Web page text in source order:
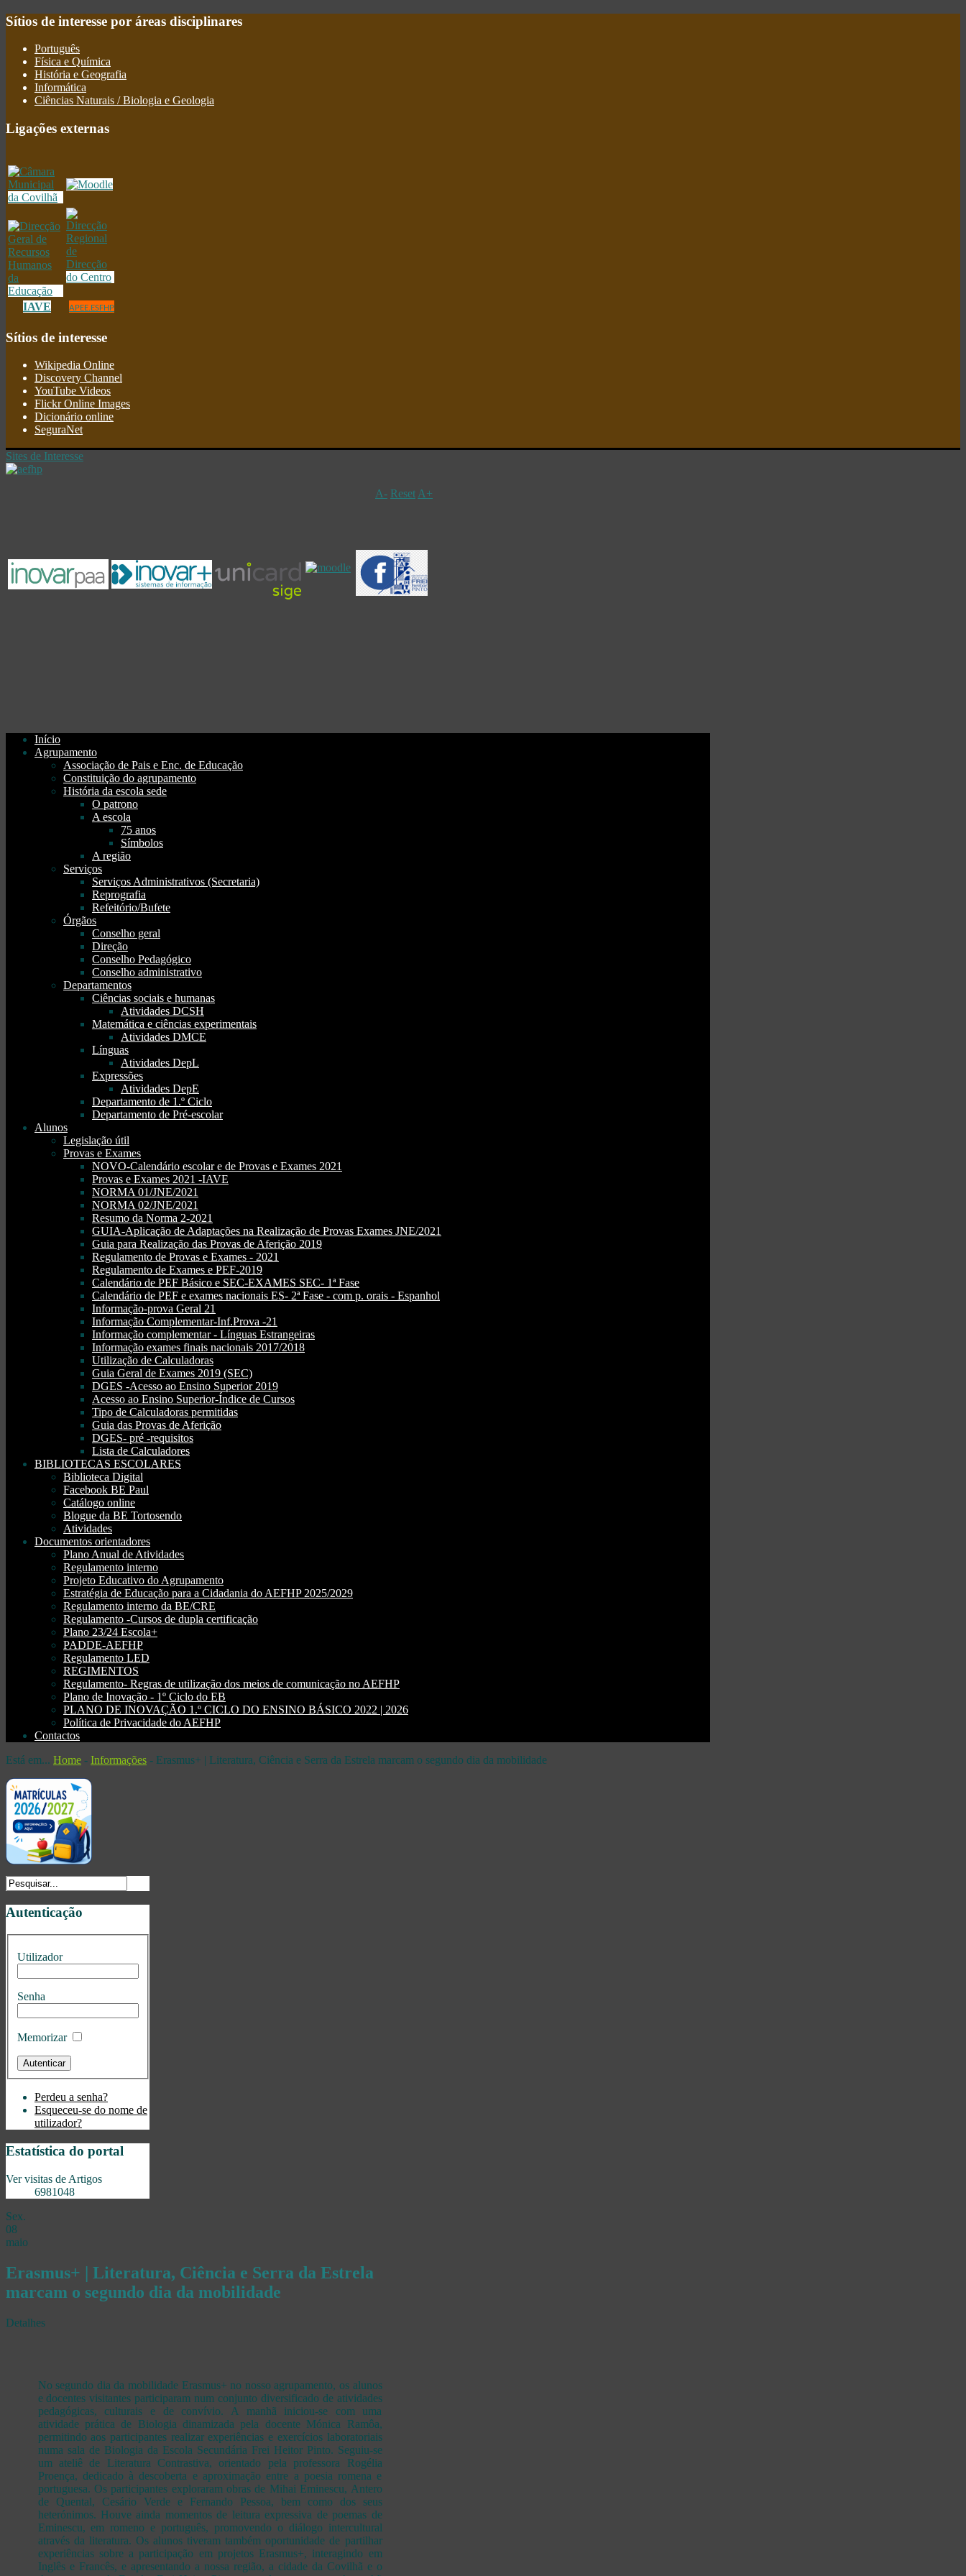
Sítios de interesse por áreas disciplinares
Português
Física e Química
História e Geografia
Informática
Ciências Naturais / Biologia e Geologia
Ligações externas
IAVE APEE.ESFHP
Sítios de interesse
Wikipedia Online
Discovery Channel
YouTube Videos
Flickr Online Images
Dicionário online
SeguraNet
Sites de Interesse
A- Reset A+
Início
Agrupamento
Associação de Pais e Enc. de Educação
Constituição do agrupamento
História da escola sede
O patrono
A escola
75 anos
Símbolos
A região
Serviços
Serviços Administrativos (Secretaria)
Reprografia
Refeitório/Bufete
Órgãos
Conselho geral
Direção
Conselho Pedagógico
Conselho administrativo
Departamentos
Ciências sociais e humanas
Atividades DCSH
Matemática e ciências experimentais
Atividades DMCE
Línguas
Atividades DepL
Expressões
Atividades DepE
Departamento de 1.º Ciclo
Departamento de Pré-escolar
Alunos
Legislação útil
Provas e Exames
NOVO-Calendário escolar e de Provas e Exames 2021
Provas e Exames 2021 -IAVE
NORMA 01/JNE/2021
NORMA 02/JNE/2021
Resumo da Norma 2-2021
GUIA-Aplicação de Adaptações na Realização de Provas Exames JNE/2021
Guia para Realização das Provas de Aferição 2019
Regulamento de Provas e Exames - 2021
Regulamento de Exames e PEF-2019
Calendário de PEF Básico e SEC-EXAMES SEC- 1ª Fase
Calendário de PEF e exames nacionais ES- 2ª Fase - com p. orais - Espanhol
Informação-prova Geral 21
Informação Complementar-Inf.Prova -21
Informação complementar - Línguas Estrangeiras
Informação exames finais nacionais 2017/2018
Utilização de Calculadoras
Guia Geral de Exames 2019 (SEC)
DGES -Acesso ao Ensino Superior 2019
Acesso ao Ensino Superior-Índice de Cursos
Tipo de Calculadoras permitidas
Guia das Provas de Aferição
DGES- pré -requisitos
Lista de Calculadores
BIBLIOTECAS ESCOLARES
Biblioteca Digital
Facebook BE Paul
Catálogo online
Blogue da BE Tortosendo
Atividades
Documentos orientadores
Plano Anual de Atividades
Regulamento interno
Projeto Educativo do Agrupamento
Estratégia de Educação para a Cidadania do AEFHP 2025/2029
Regulamento interno da BE/CRE
Regulamento -Cursos de dupla certificação
Plano 23/24 Escola+
PADDE-AEFHP
Regulamento LED
REGIMENTOS
Regulamento- Regras de utilização dos meios de comunicação no AEFHP
Plano de Inovação - 1º Ciclo do EB
PLANO DE INOVAÇÃO 1.º CICLO DO ENSINO BÁSICO 2022 | 2026
Política de Privacidade do AEFHP
Contactos
Está em... Home - Informações - Erasmus+ | Literatura, Ciência e Serra da Estrela marcam o segundo dia da mobilidade
Autenticação
Utilizador
Senha
Memorizar
Perdeu a senha?
Esqueceu-se do nome de
utilizador?
Estatística do portal
Ver visitas de Artigos
6981048
Sex.
08
maio
Erasmus+ | Literatura, Ciência e Serra da Estrela
marcam o segundo dia da mobilidade
Detalhes
No segundo dia da mobilidade Erasmus+ no nosso agrupamento, os alunos
e docentes visitantes participaram num conjunto diversificado de atividades
pedagógicas, culturais e de convívio. A manhã iniciou-se com uma
atividade prática de Biologia dinamizada pela docente Mónica Ramôa,
permitindo aos participantes realizar experiências e exercícios laboratoriais
numa sala de Biologia da Escola Secundária Frei Heitor Pinto. Seguiu-se
um ateliê de Literatura Contrastiva, orientado pela professora Rogélia
Proença, dedicado à descoberta e aproximação entre a poesia romena e
portuguesa. Os participantes exploraram obras de Mihai Eminescu, Antero
de Quental, Cesário Verde e Fernando Pessoa, bem como dos seus
heterónimos. Houve ainda momentos de leitura expressiva de poemas de
Eminescu, em romeno e português, promovendo o diálogo intercultural
através da literatura. Os alunos tiveram também oportunidade de partilhar
experiências sobre a participação em projetos Erasmus+, interagindo em
Inglês e Francês, e apresentando a nossa região, a cidade da Covilhã e o